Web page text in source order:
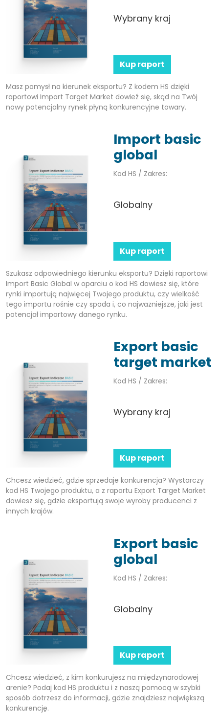
Wybrany kraj
Kup raport
Masz pomysł na kierunek eksportu? Z kodem HS dzięki
raportowi Import Target Market dowieź się, skąd na Twój
nowy potencjalny rynek płyną konkurencyjne towary.
Import basic
global
Kod HS / Zakres:
Globalny
Kup raport
Szukasz odpowiedniego kierunku eksportu? Dzięki raportowi
Import Basic Global w oparciu o kod HS dowiesz się, które
rynki importują najwięcej Twojego produktu, czy wielkość
tego importu rośnie czy spada i, co najważniejsze, jaki jest
potencjał importowy danego rynku.
Export basic
target market
Kod HS / Zakres:
Wybrany kraj
Kup raport
Chcesz wiedzieć, gdzie sprzedaje konkurencja? Wystarczy
kod HS Twojego produktu, a z raportu Export Target Market
dowiesz się, gdzie eksportują swoje wyroby producenci z
innych krajów.
Export basic
global
Kod HS / Zakres:
Globalny
Kup raport
Chcesz wiedzieć, z kim konkurujesz na międzynarodowej
arenie? Podaj kod HS produktu i z naszą pomocą w szybki
sposób dotrzesz do informacji, gdzie znajdziesz największą
konkurencję.